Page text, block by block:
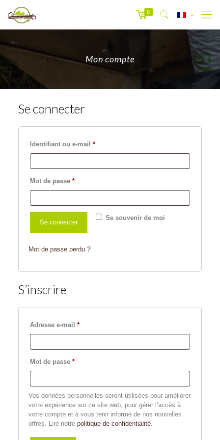
0
Mon compte
Se connecter
Identifiant ou e-mail *Obligatoire
Mot de passe *Obligatoire
Se souvenir de moi
Se connecter
Mot de passe perdu ?
S’inscrire
Adresse e-mail *Obligatoire
Mot de passe *Obligatoire
Vos données personnelles seront utilisées pour améliorer
votre expérience sur ce site web, pour gérer l’accès à
votre compte et à vous tenir informé de nos nouvelles
offres. Lire notre politique de confidentialité.